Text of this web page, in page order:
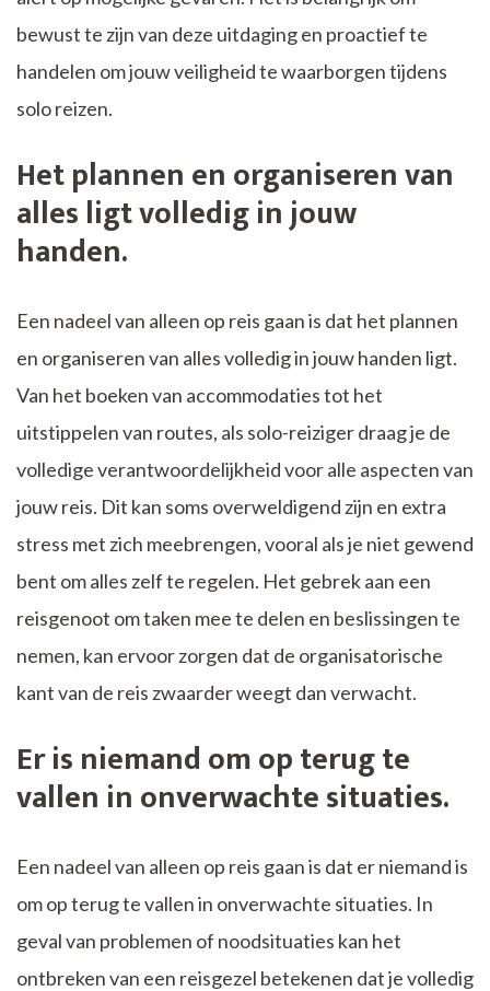
bewust te zijn van deze uitdaging en proactief te
handelen om jouw veiligheid te waarborgen tijdens
solo reizen.
Het plannen en organiseren van
alles ligt volledig in jouw
handen.
Een nadeel van alleen op reis gaan is dat het plannen
en organiseren van alles volledig in jouw handen ligt.
Van het boeken van accommodaties tot het
uitstippelen van routes, als solo-reiziger draag je de
volledige verantwoordelijkheid voor alle aspecten van
jouw reis. Dit kan soms overweldigend zijn en extra
stress met zich meebrengen, vooral als je niet gewend
bent om alles zelf te regelen. Het gebrek aan een
reisgenoot om taken mee te delen en beslissingen te
nemen, kan ervoor zorgen dat de organisatorische
kant van de reis zwaarder weegt dan verwacht.
Er is niemand om op terug te
vallen in onverwachte situaties.
Een nadeel van alleen op reis gaan is dat er niemand is
om op terug te vallen in onverwachte situaties. In
geval van problemen of noodsituaties kan het
ontbreken van een reisgezel betekenen dat je volledig